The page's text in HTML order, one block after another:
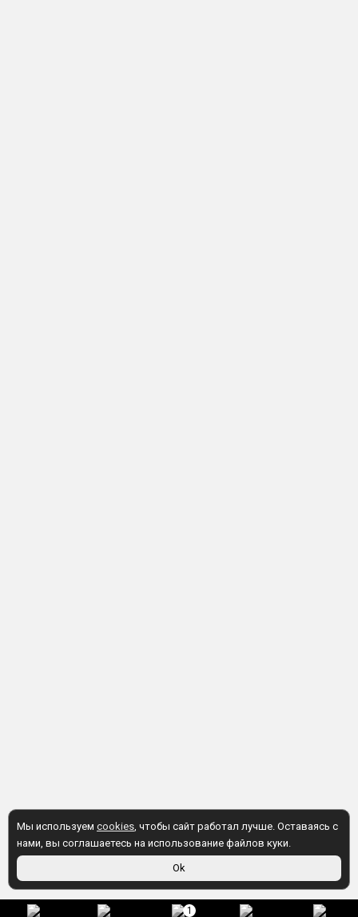
1
Мы используем cookies, чтобы сайт работал лучше. Оставаясь с
нами, вы соглашаетесь на использование файлов куки.
Ok